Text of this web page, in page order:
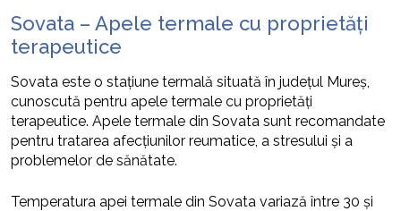
Sovata – Apele termale cu proprietăți
terapeutice
Sovata este o stațiune termală situată în județul Mureș,
cunoscută pentru apele termale cu proprietăți
terapeutice. Apele termale din Sovata sunt recomandate
pentru tratarea afecțiunilor reumatice, a stresului și a
problemelor de sănătate.
Temperatura apei termale din Sovata variază între 30 și